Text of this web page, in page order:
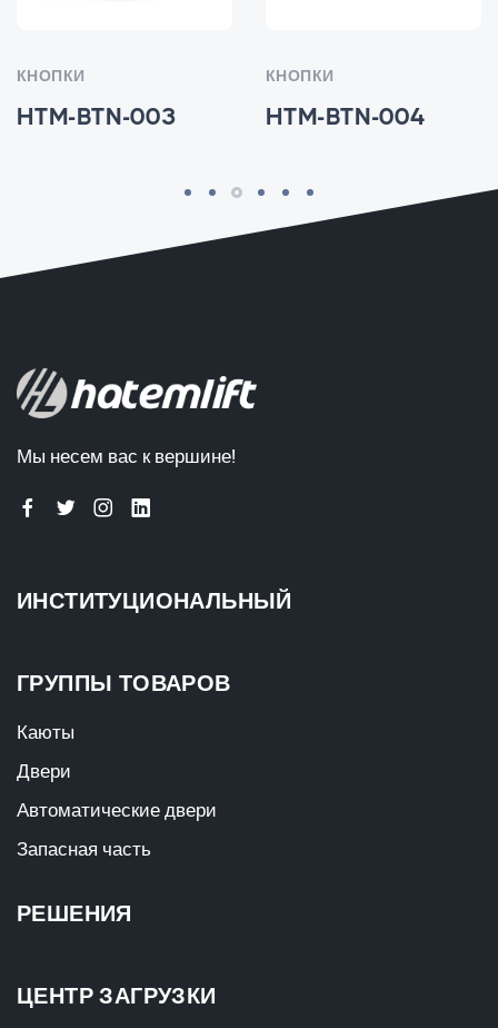
КНОПКИ
HTM-BTN-003
КНОПКИ
HTM-BTN-004
Мы несем вас к вершине!
ИНСТИТУЦИОНАЛЬНЫЙ
ГРУППЫ ТОВАРОВ
Каюты
Двери
Автоматические двери
Запасная часть
РЕШЕНИЯ
ЦЕНТР ЗАГРУЗКИ